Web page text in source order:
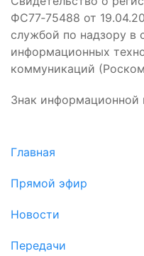
ФС77‑75488 от
службой по надзору в
информационных
коммуникаций
Знак информационной
Главная
Прямой эфир
Новости
Передачи